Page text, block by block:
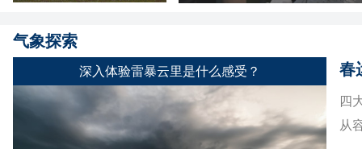
气象探索
深入体验雷暴云里是什么感受？ 春
四
从